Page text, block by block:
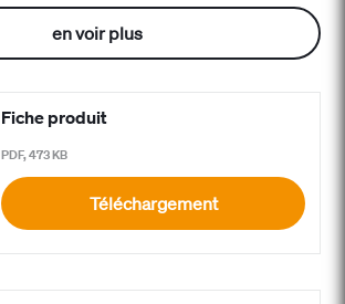
en voir plus
Fiche produit
PDF, 473 KB
Téléchargement